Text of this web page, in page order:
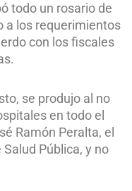
todo un rosario de
a los requerimientos
con los fiscales
se produjo al no
en todo el
Ramón Peralta, el
Pública, y no